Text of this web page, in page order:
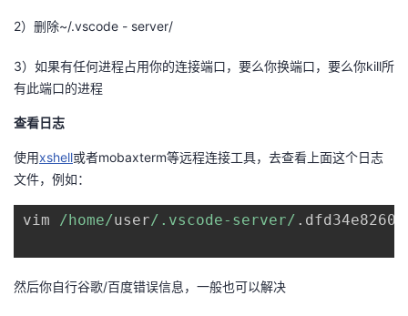
动
关
注
证
实
验
的
收
藏
持
建
议
2）删除~/.vscode - server/
3）如果有任何进程占用你的连接端口，要么你换端口，要么你kill所
有此端口的进程
查看日志
使用xshell或者mobaxterm等远程连接工具，去查看上面这个日志
文件，例如：
vim /home/user/.vscode-server/ .
然后你自行谷歌/百度错误信息，一般也可以解决